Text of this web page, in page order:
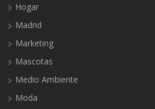
Hogar
Madrid
Marketing
Mascotas
Medio Ambiente
Moda